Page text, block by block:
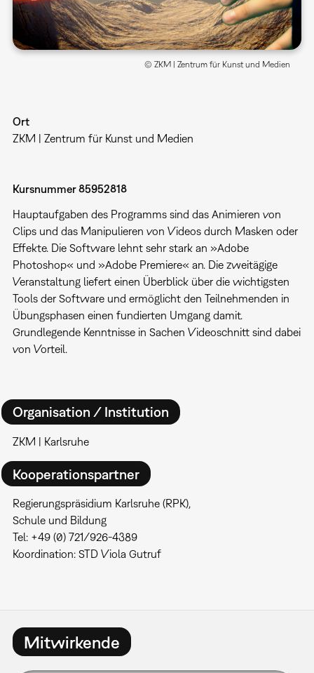
© ZKM | Zentrum für Kunst und Medien
Ort
ZKM | Zentrum für Kunst und Medien
Kursnummer 85952818
Hauptaufgaben des Programms sind das Animieren von
Clips und das Manipulieren von Videos durch Masken oder
Effekte. Die Software lehnt sehr stark an »Adobe
Photoshop« und »Adobe Premiere« an. Die zweitägige
Veranstaltung liefert einen Überblick über die wichtigsten
Tools der Software und ermöglicht den Teilnehmenden in
Übungsphasen einen fundierten Umgang damit.
Grundlegende Kenntnisse in Sachen Videoschnitt sind dabei
von Vorteil.
Organisation / Institution
ZKM | Karlsruhe
Kooperationspartner
Regierungspräsidium Karlsruhe (RPK),
Schule und Bildung
Tel: +49 (0) 721/926-4389
Koordination: STD Viola Gutruf
Mitwirkende